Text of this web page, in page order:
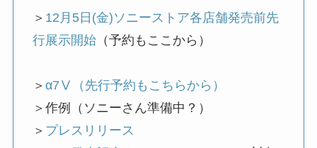
＞ 12月5日(金)ソニーストア各店舗発売前先
行展示開始（予約もここから）
＞ α7Ⅴ（先行予約もこちらから）
＞作例（ソニーさん準備中？）
＞ プレスリリース